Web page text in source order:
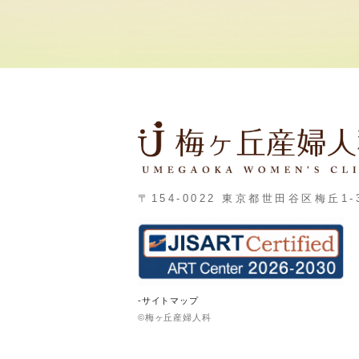
〒154-0022 東京都世田谷区梅丘
-サイトマップ
©梅ヶ丘産婦人科